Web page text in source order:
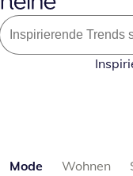
Produktkategorien
Mode Wohnen